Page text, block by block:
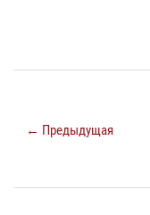
← Предыдущая